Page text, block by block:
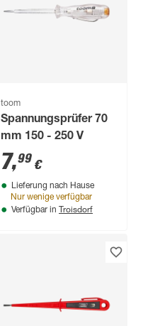
toom
Spannungsprüfer 70
mm 150 - 250 V
7,99 €
Lieferung nach Hause
Nur wenige verfügbar
Verfügbar in Troisdorf